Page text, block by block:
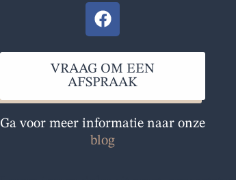
F
a
e
b
k
VRAAG OM EEN
AFSPRAAK
Ga voor meer informatie naar onze
blog